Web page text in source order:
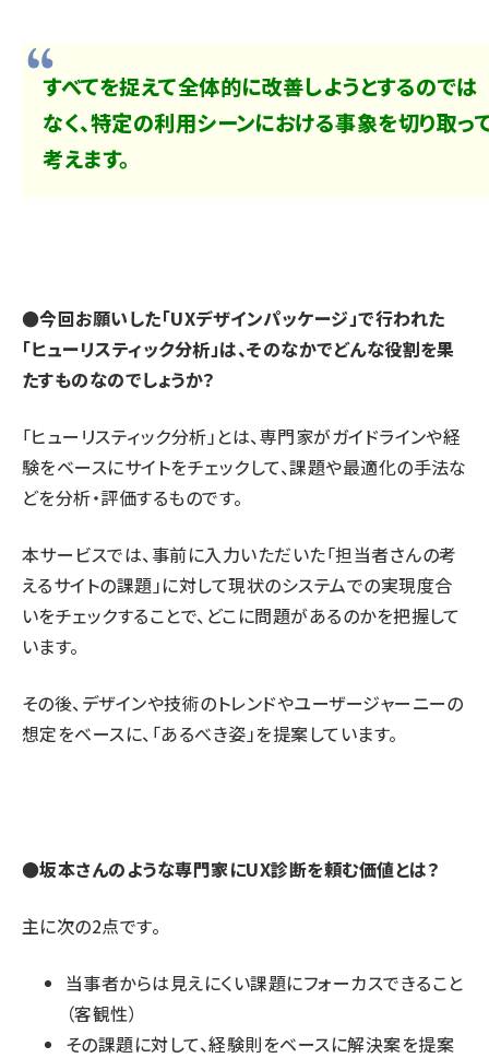
すべてを捉えて全体的に改善しようとするのでは
なく、特定の利用シーンにおける事象を切り取っ
考えます。
●今回お願いした「UXデザインパッケージ」で行われた
「ヒューリスティック分析」は、そのなかでどんな役割を果
たすものなのでしょうか？
「ヒューリスティック分析」とは、専門家がガイドラインや経
験をベースにサイトをチェックして、課題や最適化の手法な
どを分析・評価するものです。
本サービスでは、事前に入力いただいた「担当者さんの考
えるサイトの課題」に対して現状のシステムでの実現度合
いをチェックすることで、どこに問題があるのかを把握して
います。
その後、デザインや技術のトレンドやユーザージャーニーの
想定をベースに、「あるべき姿」を提案しています。
●坂本さんのような専門家にUX診断を頼む価値とは？
主に次の2点です。
当事者からは見えにくい課題にフォーカスできること
（客観性）
その課題に対して、経験則をベースに解決案を提案